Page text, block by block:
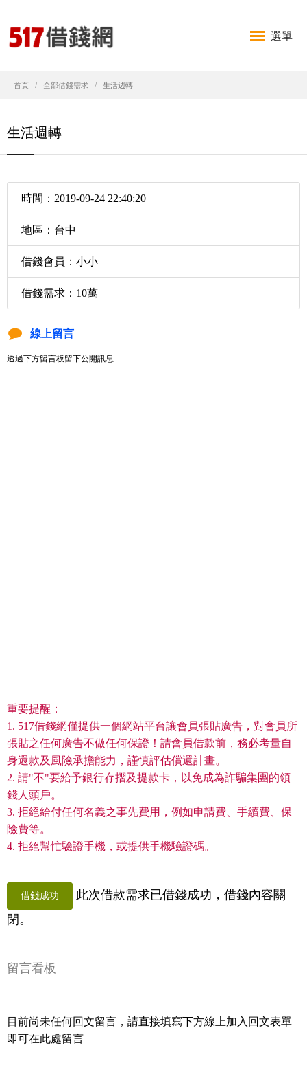
選單
首頁 全部借錢需求 生活週轉
生活週轉
時間：2019-09-24 22:40:20
地區：台中
借錢會員：小小
借錢需求：10萬
線上留言
透過下方留言板留下公開訊息
重要提醒：
1. 517借錢網僅提供一個網站平台讓會員張貼廣告，對會員所
張貼之任何廣告不做任何保證！請會員借款前，務必考量自
身還款及風險承擔能力，謹慎評估償還計畫。
2. 請"不"要給予銀行存摺及提款卡，以免成為詐騙集團的領
錢人頭戶。
3. 拒絕給付任何名義之事先費用，例如申請費、手續費、保
險費等。
4. 拒絕幫忙驗證手機，或提供手機驗證碼。
借錢成功
此次借款需求已借錢成功，借錢內容關
閉。
留言看板
目前尚未任何回文留言，請直接填寫下方線上加入回文表單
即可在此處留言